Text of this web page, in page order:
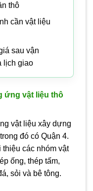
thô
cần vật liệu
sau vận
lịch giao
ứng vật liệu thô
vật liệu xây dựng
đó có Quận 4.
các nhóm vật
ống, thép tấm,
sỏi và bê tông.